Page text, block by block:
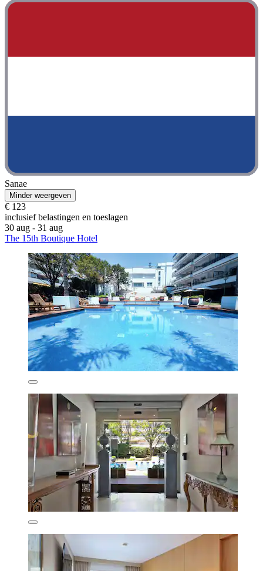
Sanae
Minder weergeven
€ 123
inclusief belastingen en toeslagen
30 aug - 31 aug
The 15th Boutique Hotel